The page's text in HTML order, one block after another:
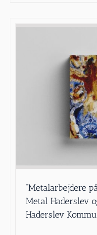
”Metalarbejdere
Metal Haderslev
Haderslev